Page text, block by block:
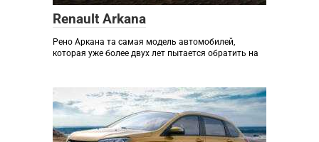
Renault Arkana
Рено Аркана та самая модель автомобилей,
которая уже более двух лет пытается обратить на